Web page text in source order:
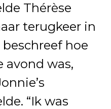
Thérèse
terugkeer in
hoe
avond was,
“Ik was